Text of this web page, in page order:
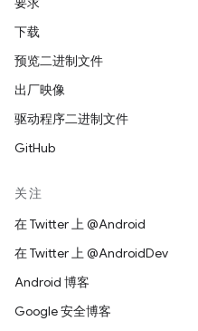
下载
预览二进制文件
出厂映像
驱动程序二进制文件
GitHub
关注
在 Twitter 上 @Android
在 Twitter 上 @AndroidDev
Android 博客
Google 安全博客